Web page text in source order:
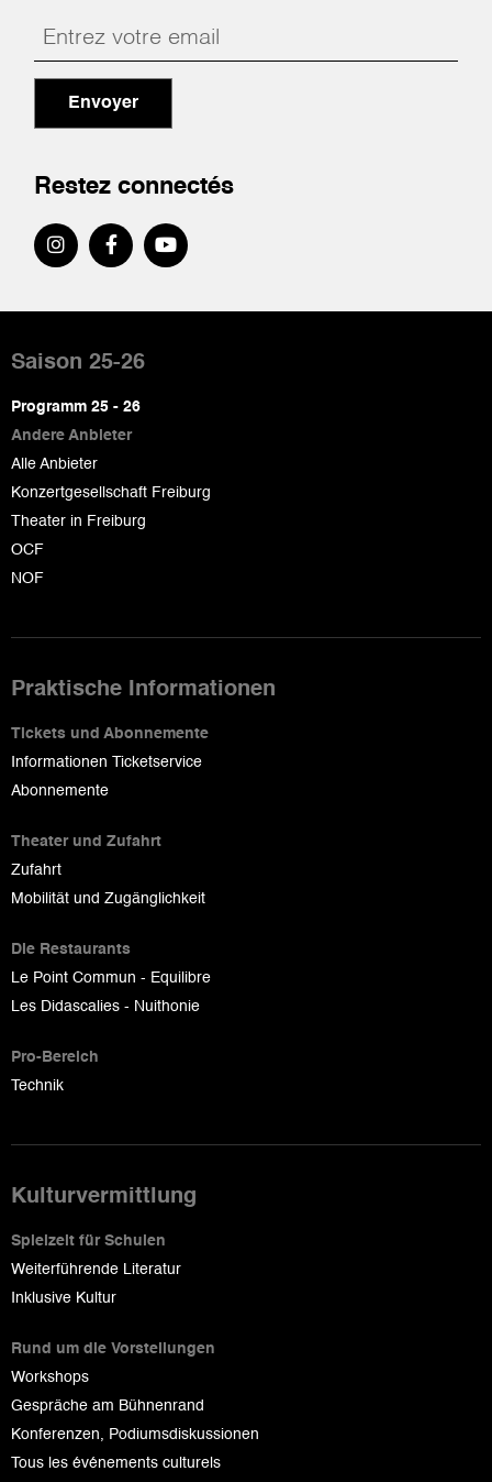
Envoyer
Restez connectés
de
page
Saison 25-26
Programm 25 - 26
Andere Anbieter
Alle Anbieter
Konzertgesellschaft Freiburg
Theater in Freiburg
OCF
NOF
Praktische Informationen
Tickets und Abonnemente
Informationen Ticketservice
Abonnemente
Theater und Zufahrt
Zufahrt
Mobilität und Zugänglichkeit
Die Restaurants
Le Point Commun - Equilibre
Les Didascalies - Nuithonie
Pro-Bereich
Technik
Kulturvermittlung
Spielzeit für Schulen
Weiterführende Literatur
Inklusive Kultur
Rund um die Vorstellungen
Workshops
Gespräche am Bühnenrand
Konferenzen, Podiumsdiskussionen
Tous les événements culturels